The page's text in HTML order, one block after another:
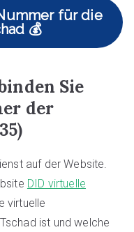
für die
💰
Sie
der
auf der Website.
DID virtuelle
virtuelle
ist und welche